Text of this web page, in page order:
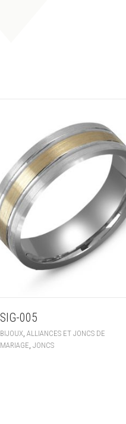
SIG-005
BIJOUX ALLIANCES ET JONCS DE
MARIAGE JONCS